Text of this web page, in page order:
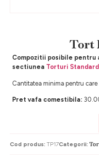
Tort
Compozitii posibile
sectiunea Torturi Standard
Cantitatea minima pentru care
Pret vafa comestibila:
Cod produs: TP17Categorii: